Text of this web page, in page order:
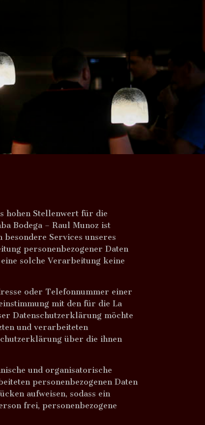
hohen Stellenwert für die
Bodega – Raul Munoz ist
Services unseres
personenbezogener Daten
solche Verarbeitung keine
oder Telefonnummer einer
mit den für die La
Datenschutzerklärung möchte
und verarbeiteten
über die ihnen
und organisatorische
personenbezogenen Daten
aufweisen, sodass ein
frei, personenbezogene